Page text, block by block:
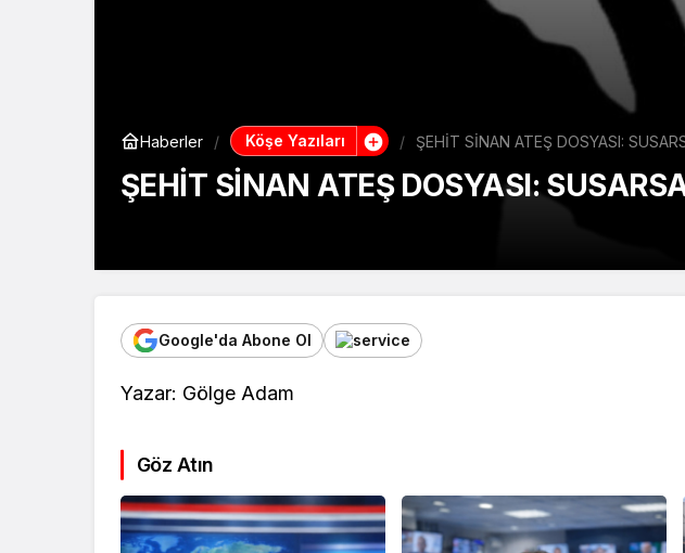
Haberler Köşe Yazıları ŞEHİT SİNAN ATEŞ DOSYASI:
ŞEHİT SİNAN ATEŞ DOSYASI:
Google'da Abone Ol
Yazar: Gölge Adam
Göz Atın